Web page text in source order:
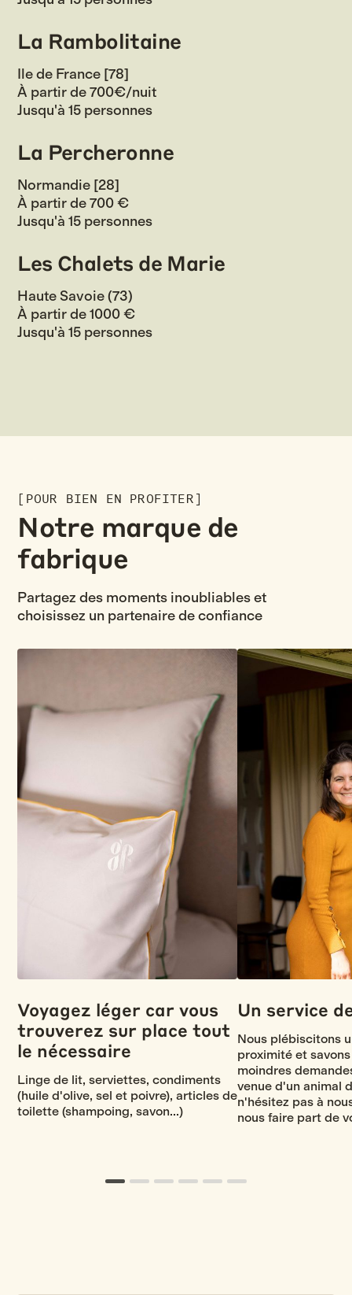
La Rambolitaine
Ile de France [78]
À partir de 700€/nuit
Jusqu'à 15 personnes
La Percheronne
Normandie [28]
À partir de 700 €
Jusqu'à 15 personnes
Les Chalets de Marie
Haute Savoie (73)
À partir de 1000 €
Jusqu'à 15 personnes
[POUR BIEN EN PROFITER]
Notre marque de
fabrique
Partagez des moments inoubliables et
choisissez un partenaire de confiance
Voyagez léger car vous
trouverez sur place tout
le nécessaire
Linge de lit, serviettes, condiments
(huile d'olive, sel et poivre), articles de
toilette (shampoing, savon...)
Un service
Nous plébiscitons
proximité et
moindres
venue d'un animal
n'hésitez pas à
nous faire part de